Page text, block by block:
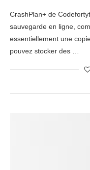
CrashPlan+ de
sauvegarde en ligne,
essentiellement une
pouvez stocker des …